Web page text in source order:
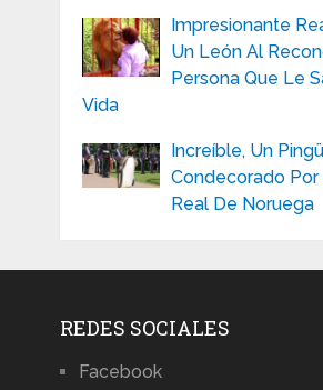
Impresionante
Un León Al
Persona Que Le
Vida
Increíble, Un
Condecorado Por
Real De Noruega
REDES SOCIALES
Facebook